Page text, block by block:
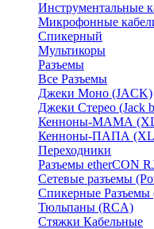
Инструментальные
Микрофонные
Спикерный
Мультикоры
Разъемы
Все Разъемы
Джеки Моно (JACK)
Джеки Стерео (Jack
Кенноны-МАМА
Кенноны-ПАПА
Переходники
Разъемы etherCON
Сетевые разъемы
Спикерные Разъемы
Тюльпаны (RCA)
Стяжки Кабельные